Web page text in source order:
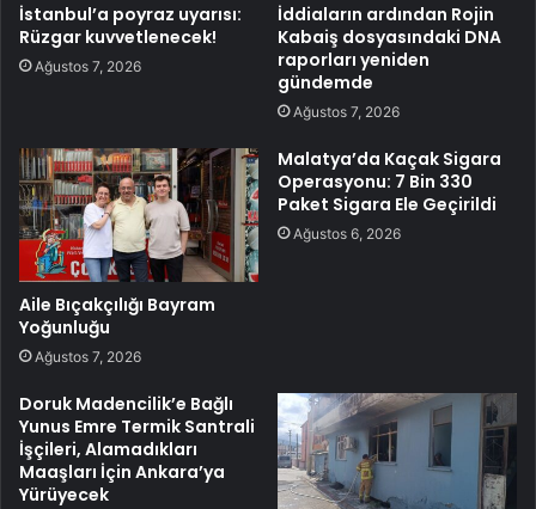
İstanbul’a poyraz uyarısı:
Rüzgar kuvvetlenecek!
Ağustos 7, 2026
İddiaların ardından Rojin
Kabaiş dosyasındaki DNA
raporları yeniden
gündemde
Ağustos 7, 2026
Aile Bıçakçılığı Bayram
Yoğunluğu
Ağustos 7, 2026
Malatya’da Kaçak Sigara
Operasyonu: 7 Bin 330
Paket Sigara Ele Geçirildi
Ağustos 6, 2026
Doruk Madencilik’e Bağlı
Yunus Emre Termik Santrali
İşçileri, Alamadıkları
Maaşları İçin Ankara’ya
Yürüyecek